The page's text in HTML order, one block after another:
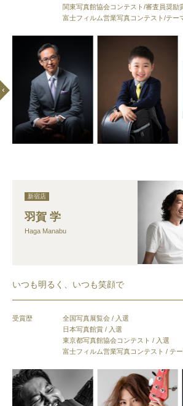
関東写真館協会コンテスト/審査員奨励
富士フィルム営業写真コンテスト/テー
新宿店
羽賀 学
Haga Manabu
いつも明るく、いつも笑顔で
受賞歴
全国写真展覧会 / 入選
日本写真館賞 / 入選
東京都写真館協会コンテスト / 入選
富士フィルム営業写真コンテスト / テ